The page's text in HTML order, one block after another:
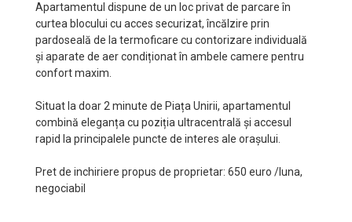
Apartamentul dispune de un loc privat de parcare în
curtea blocului cu acces securizat, încălzire prin
pardoseală de la termoficare cu contorizare individuală
și aparate de aer condiționat în ambele camere pentru
confort maxim.
Situat la doar 2 minute de Piața Unirii, apartamentul
combină eleganța cu poziția ultracentrală și accesul
rapid la principalele puncte de interes ale orașului.
Pret de inchiriere propus de proprietar: 650 euro /luna,
negociabil